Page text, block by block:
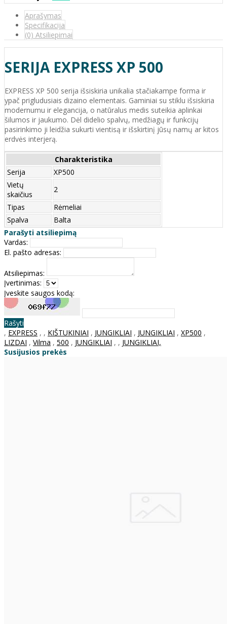
Aprašymas
Specifikacija
(0) Atsiliepimai
SERIJA EXPRESS XP 500
EXPRESS XP 500 serija išsiskiria unikalia stačiakampe forma ir
ypač prigludusiais dizaino elementais. Gaminiai su stiklu išsiskiria
modernumu ir elegancija, o natūralus medis suteikia aplinkai
šilumos ir jaukumo. Dėl didelio spalvų, medžiagų ir funkcijų
pasirinkimo ji leidžia sukurti vientisą ir išskirtinį jūsų namų ar kitos
erdvės interjerą.
Charakteristika
Serija
XP500
Vietų
skaičius
2
Tipas
Rėmeliai
Spalva
Balta
Parašyti atsiliepimą
Vardas:
El. pašto adresas:
Atsiliepimas:
Įvertinimas:
Įveskite saugos kodą:
Rašyti
, EXPRESS , , KIŠTUKINIAI , JUNGIKLIAI , JUNGIKLIAI , XP500 ,
LIZDAI , Vilma , 500 , JUNGIKLIAI , , JUNGIKLIAI,
Susijusios prekės